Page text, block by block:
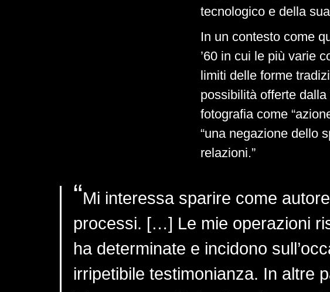
tecnologico e della
In un contesto come
’60 in cui le più varie
limiti delle forme
possibilità offerte
fotografia come
“una negazione dello
relazioni.”
Mi interessa sparire come
processi. […] Le mie operazioni
ha determinate e incidono
irripetibile testimonianza. In altre